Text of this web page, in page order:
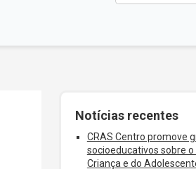
Notícias recentes
CRAS Centro promove
socioeducativos sobre
Criança e do